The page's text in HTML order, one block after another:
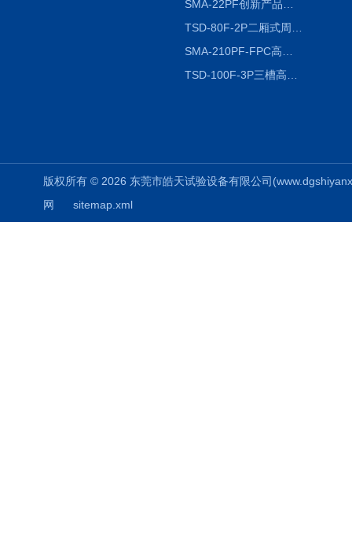
版权所有 © 2026 东莞市皓天试验设备有限公司
网
sitemap.xml